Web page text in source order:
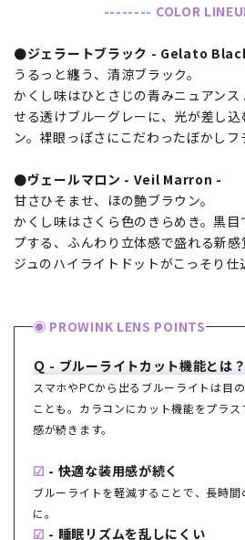
-------- COLOR
●ジェラートブラック - Gelato
うるっと纏う、清涼ブラック。
かくし味はひとさじの青みニュアン
せる透けブルーグレーに、光が差し
ン。裸眼っぽさにこだわったぼかしフ
●ヴェールマロン - Veil Marron -
甘さひそませ、ほの艶ブラウン。
かくし味はさくら色のきらめき。黒
プする、ふんわり立体感で盛れる新
ジュのハイライトドットがこっそり仕
◉ PROWINK LENS POINTS
Ｑ - ブルーライトカット機能とは？
スマホやPCから出るブルーライトは目
ことも。カラコンにカット機能をプラ
感が続きます。
☑ - 快適な装用感が続く
ブルーライトを軽減することで、長時
に。
☑ - 睡眠リズムを乱しにくい